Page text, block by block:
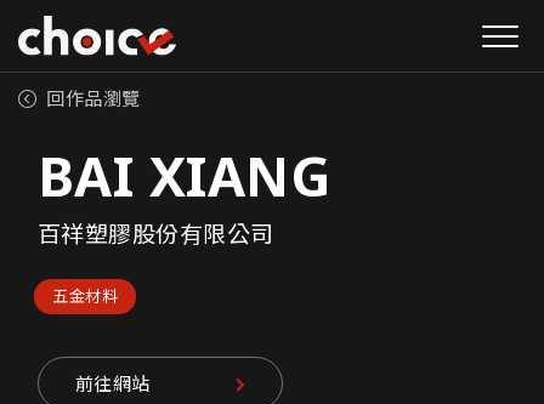
回作品瀏覽
BAI XIANG
百祥塑膠股份有限公司
五金材料
前往網站